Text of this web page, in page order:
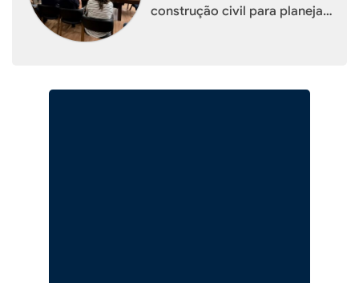
construção civil para planejar